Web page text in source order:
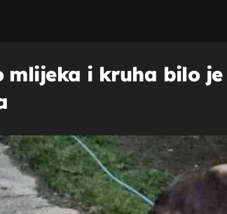
mlijeka i kruha bilo